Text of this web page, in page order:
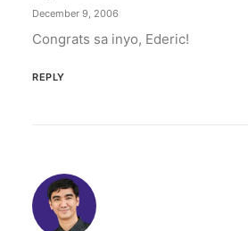
December 9, 2006
Congrats sa inyo, Ederic!
REPLY